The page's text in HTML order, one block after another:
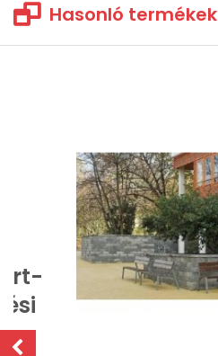
Hasonló termékek